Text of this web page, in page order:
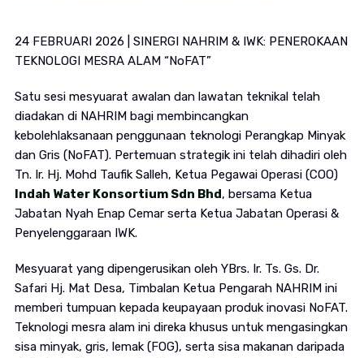
24 FEBRUARI 2026 | SINERGI NAHRIM & IWK: PENEROKAAN
TEKNOLOGI MESRA ALAM “NoFAT”
Satu sesi mesyuarat awalan dan lawatan teknikal telah
diadakan di NAHRIM bagi membincangkan
kebolehlaksanaan penggunaan teknologi Perangkap Minyak
dan Gris (NoFAT). Pertemuan strategik ini telah dihadiri oleh
Tn. Ir. Hj. Mohd Taufik Salleh, Ketua Pegawai Operasi (COO)
Indah Water Konsortium Sdn Bhd, bersama Ketua
Jabatan Nyah Enap Cemar serta Ketua Jabatan Operasi &
Penyelenggaraan IWK.
Mesyuarat yang dipengerusikan oleh YBrs. Ir. Ts. Gs. Dr.
Safari Hj. Mat Desa, Timbalan Ketua Pengarah NAHRIM ini
memberi tumpuan kepada keupayaan produk inovasi NoFAT.
Teknologi mesra alam ini direka khusus untuk mengasingkan
sisa minyak, gris, lemak (FOG), serta sisa makanan daripada